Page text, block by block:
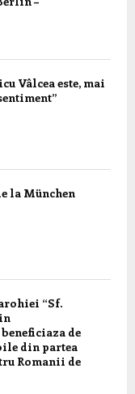
Vâlcea este, mai
la München
“Sf.
de
din partea
Romanii de